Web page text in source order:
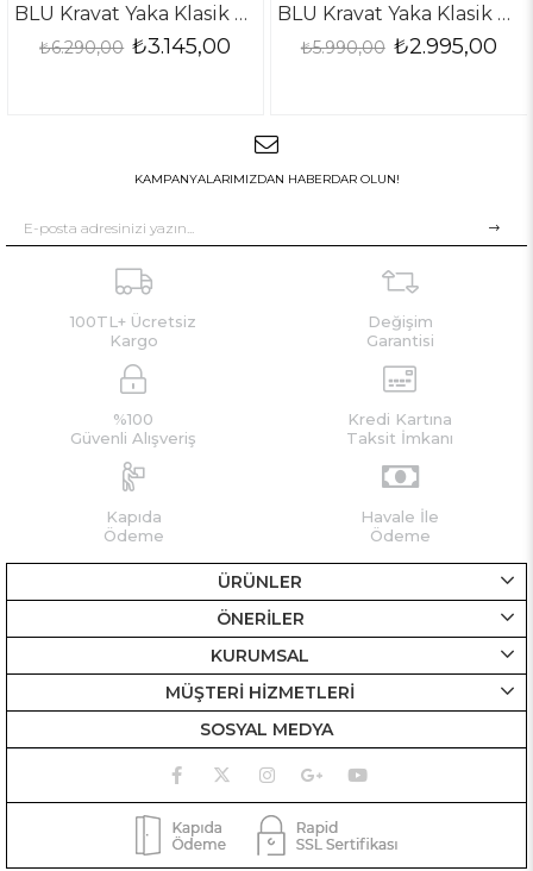
BLU Kravat Yaka Klasik Gömlek BLU Kravat Yaka Klasik Gömlek
₺2.995,00
₺5.990,00 ₺5.990,00
KAMPANYALARIMIZDAN HABERDAR OLUN!
100TL+ Ücretsiz
Kargo
Değişim
Garantisi
%100
Güvenli Alışveriş
Kredi Kartına
Taksit İmkanı
Kapıda
Ödeme
Havale İle
Ödeme
ÜRÜNLER
ÖNERİLER
KURUMSAL
MÜŞTERİ HİZMETLERİ
SOSYAL MEDYA